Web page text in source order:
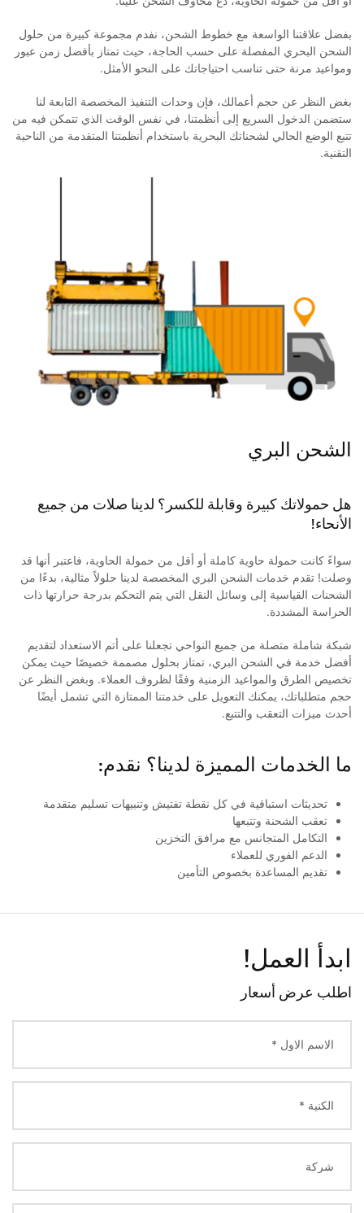
بفضل علاقتنا الواسعة مع خطوط الشحن، نفدم مجموعة كبيرة من حلول
الشحن البحري المفصلة على حسب الحاجة، حيث تمتاز بأفضل زمن عبور
ومواعيد مرنة حتى تناسب احتياجاتك على النحو الأمثل.
بغض النظر عن حجم أعمالك، فإن وحدات التنفيذ المخصصة التابعة لنا
ستضمن الدخول السريع إلى أنظمتنا، في نفس الوقت الذي تتمكن فيه من
تتبع الوضع الحالي لشحناتك البحرية باستخدام أنظمتنا المتقدمة من الناحية
التقنية.
الشحن البري
هل حمولاتك كبيرة وقابلة للكسر؟ لدينا صلات من جميع
الأنحاء!
سواءً كانت حمولة حاوية كاملة أو أقل من حمولة الحاوية، فاعتبر أنها قد
وصلت! تقدم خدمات الشحن البري المخصصة لدينا حلولاً مثالية، بدءًا من
الشحنات القياسية إلى وسائل النقل التي يتم التحكم بدرجة حرارتها ذات
الحراسة المشددة.
شبكة شاملة متصلة من جميع النواحي تجعلنا على أتم الاستعداد لتقديم
أفضل خدمة في الشحن البري، تمتاز بحلول مصممة خصيصًا حيث يمكن
تخصيص الطرق والمواعيد الزمنية وفقًا لظروف العملاء. وبغض النظر عن
حجم متطلباتك، يمكنك التعويل على خدمتنا الممتازة التي تشمل أيضًا
أحدث ميزات التعقب والتتبع.
ما الخدمات المميزة لدينا؟ نقدم:
تحديثات استباقية في كل نقطة تفتيش وتنبيهات تسليم متقدمة
تعقب الشحنة وتتبعها
التكامل المتجانس مع مرافق التخزين
الدعم الفوري للعملاء
تقديم المساعدة بخصوص التأمين
ابدأ العمل!
اطلب عرض أسعار